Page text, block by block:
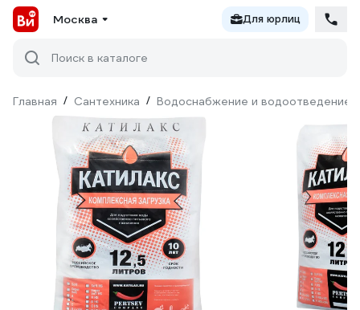
Москва Для юрлиц
Поиск в каталоге
Главная / Сантехника / Водоснабжение и водоотведение